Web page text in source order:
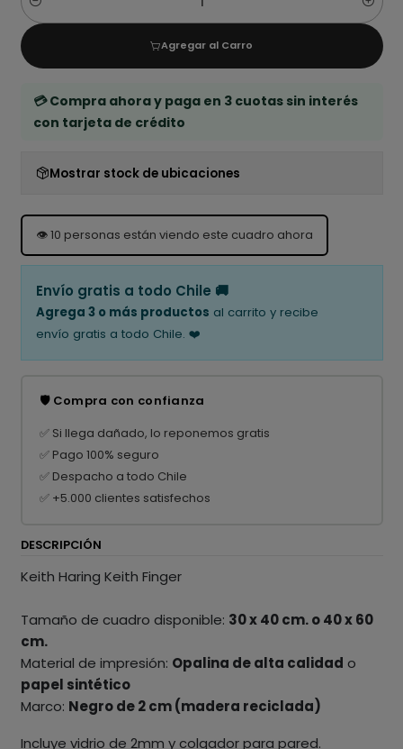
Cantidad
Agregar al Carro
💳 Compra ahora y paga en 3 cuotas sin interés
con tarjeta de crédito
Mostrar stock de ubicaciones
👁️10 personas están viendo este cuadro ahora
Envío gratis a todo Chile 🚚
Agrega 3 o más productos al carrito y recibe
envío gratis a todo Chile. ❤️
🛡️ Compra con confianza
✅ Si llega dañado, lo reponemos gratis
✅ Pago 100% seguro
✅ Despacho a todo Chile
✅ +5.000 clientes satisfechos
DESCRIPCIÓN
Keith Haring Keith Finger
Tamaño de cuadro disponible: 30 x 40 cm. o 40 x 60
cm.
Material de impresión: Opalina de alta calidad o
papel sintético
Marco: Negro de 2 cm (madera reciclada)
Incluye vidrio de 2mm y colgador para pared.